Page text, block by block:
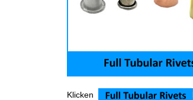
Klicken